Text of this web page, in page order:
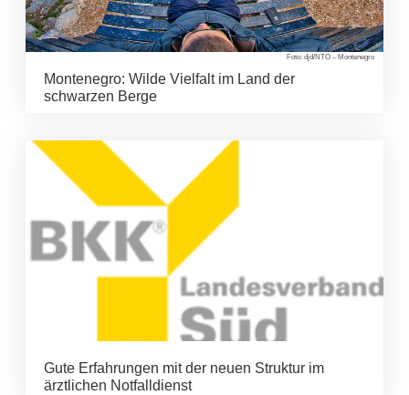
Foto: djd/NTO – Montenegro
Montenegro: Wilde Vielfalt im Land der
schwarzen Berge
Gute Erfahrungen mit der neuen Struktur im
ärztlichen Notfalldienst